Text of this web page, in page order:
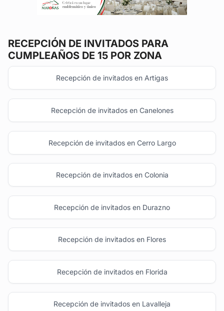
RECEPCIÓN DE INVITADOS PARA
CUMPLEAÑOS DE 15 POR ZONA
Recepción de invitados en Artigas
Recepción de invitados en Canelones
Recepción de invitados en Cerro Largo
Recepción de invitados en Colonia
Recepción de invitados en Durazno
Recepción de invitados en Flores
Recepción de invitados en Florida
Recepción de invitados en Lavalleja